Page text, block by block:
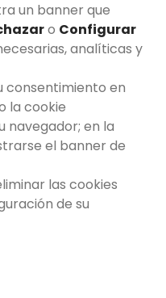
un banner que
o Configurar
analíticas y
consentimiento en
la cookie
navegador; en la
el banner de
las cookies
de su